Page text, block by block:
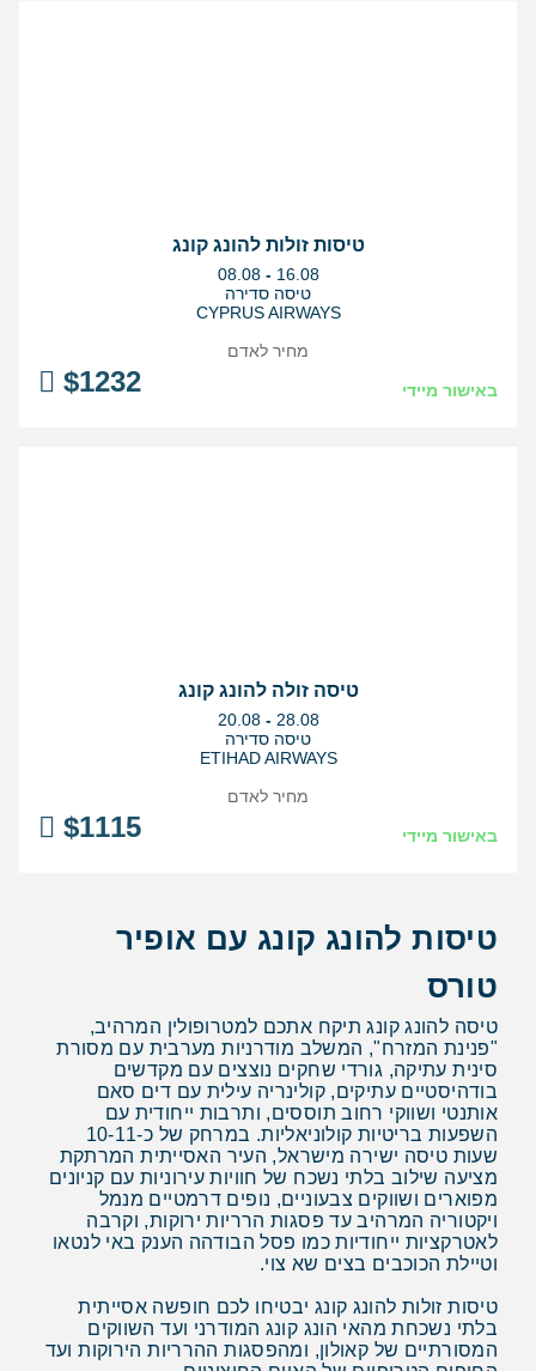
טיסות זולות להונג קונג
בין
התאריכים,
08.08 - 16.08
טיסה סדירה
CYPRUS AIRWAYS
באישור מיידי $1232
מחיר לאדם
טיסה זולה להונג קונג
בין
התאריכים,
20.08 - 28.08
טיסה סדירה
ETIHAD AIRWAYS
באישור מיידי $1115
מחיר לאדם
טיסות להונג קונג עם אופיר
טורס
טיסה להונג קונג תיקח אתכם למטרופולין המרהיב,
"פנינת המזרח", המשלב מודרניות מערבית עם מסורת
סינית עתיקה, גורדי שחקים נוצצים עם מקדשים
בודהיסטיים עתיקים, קולינריה עילית עם דים סאם
אותנטי ושווקי רחוב תוססים, ותרבות ייחודית עם
השפעות בריטיות קולוניאליות. במרחק של כ-10-11
שעות טיסה ישירה מישראל, העיר האסייתית המרתקת
מציעה שילוב בלתי נשכח של חוויות עירוניות עם קניונים
מפוארים ושווקים צבעוניים, נופים דרמטיים מנמל
ויקטוריה המרהיב עד פסגות הרריות ירוקות, וקרבה
לאטרקציות ייחודיות כמו פסל הבודהה הענק באי לנטאו
וטיילת הכוכבים בצים שא צוי.
טיסות זולות להונג קונג יבטיחו לכם חופשה אסייתית
בלתי נשכחת מהאי הונג קונג המודרני ועד השווקים
המסורתיים של קאולון, ומהפסגות ההרריות הירוקות ועד